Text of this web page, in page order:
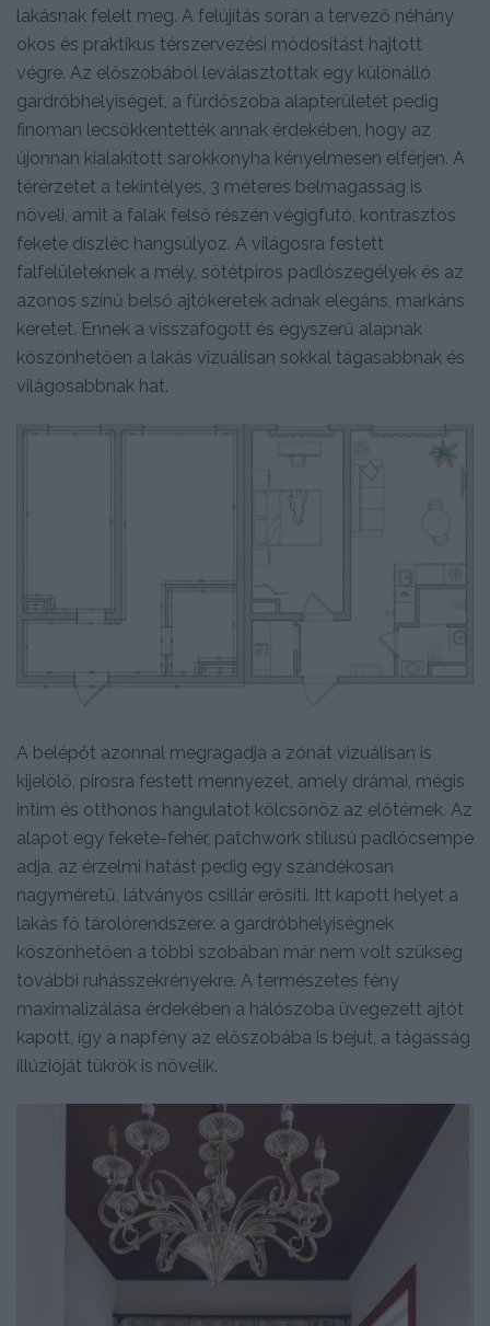
lakásnak felelt meg. A felújítás során a tervező néhány
okos és praktikus térszervezési módosítást hajtott
végre. Az előszobából leválasztottak egy különálló
gardróbhelyiséget, a fürdőszoba alapterületét pedig
finoman lecsökkentették annak érdekében, hogy az
újonnan kialakított sarokkonyha kényelmesen elférjen. A
térérzetet a tekintélyes, 3 méteres belmagasság is
növeli, amit a falak felső részén végigfutó, kontrasztos
fekete díszléc hangsúlyoz. A világosra festett
falfelületeknek a mély, sötétpiros padlószegélyek és az
azonos színű belső ajtókeretek adnak elegáns, markáns
keretet. Ennek a visszafogott és egyszerű alapnak
köszönhetően a lakás vizuálisan sokkal tágasabbnak és
világosabbnak hat.
A belépőt azonnal megragadja a zónát vizuálisan is
kijelölő, pirosra festett mennyezet, amely drámai, mégis
intim és otthonos hangulatot kölcsönöz az előtérnek. Az
alapot egy fekete-fehér, patchwork stílusú padlócsempe
adja, az érzelmi hatást pedig egy szándékosan
nagyméretű, látványos csillár erősíti. Itt kapott helyet a
lakás fő tárolórendszere: a gardróbhelyiségnek
köszönhetően a többi szobában már nem volt szükség
további ruhásszekrényekre. A természetes fény
maximalizálása érdekében a hálószoba üvegezett ajtót
kapott, így a napfény az előszobába is bejut, a tágasság
illúzióját tükrök is növelik.